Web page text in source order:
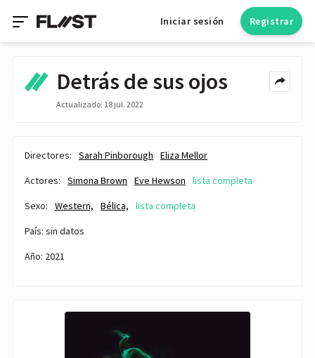
Iniciar sesión Registrar
Detrás de sus ojos
Actualizado: 18 jul. 2022
Directores: Sarah Pinborough
Eliza Mellor
Actores:
Simona Brown Eve Hewson
lista completa
Sexo:
Western, Bélica,
lista completa
País: sin datos
Año: 2021